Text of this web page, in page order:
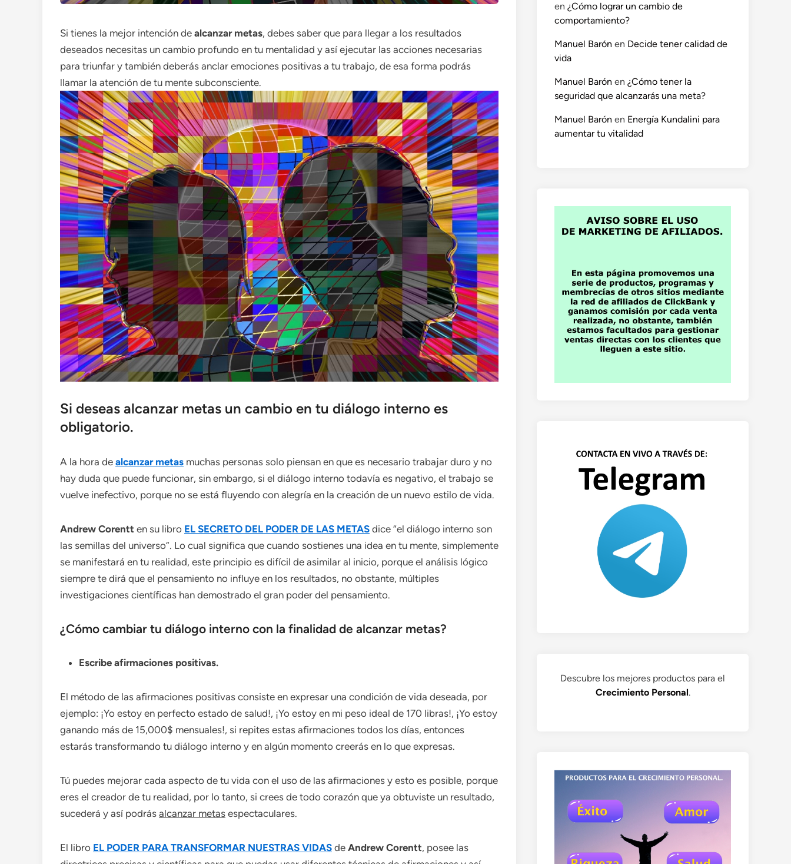
Si tienes la mejor intención de alcanzar metas, debes saber que para llegar a los resultados
deseados necesitas un cambio profundo en tu mentalidad y así ejecutar las acciones necesarias
para triunfar y también deberás anclar emociones positivas a tu trabajo, de esa forma podrás
llamar la atención de tu mente subconsciente.
Si deseas alcanzar metas un cambio en tu diálogo interno es
obligatorio.
A la hora de alcanzar metas muchas personas solo piensan en que es necesario trabajar duro y no
hay duda que puede funcionar, sin embargo, si el diálogo interno todavía es negativo, el trabajo se
vuelve inefectivo, porque no se está fluyendo con alegría en la creación de un nuevo estilo de vida.
Andrew Corentt en su libro EL SECRETO DEL PODER DE LAS METAS dice “el diálogo interno son
las semillas del universo”. Lo cual significa que cuando sostienes una idea en tu mente, simplemente
se manifestará en tu realidad, este principio es difícil de asimilar al inicio, porque el análisis lógico
siempre te dirá que el pensamiento no influye en los resultados, no obstante, múltiples
investigaciones científicas han demostrado el gran poder del pensamiento.
¿Cómo cambiar tu diálogo interno con la finalidad de alcanzar metas?
Escribe afirmaciones positivas.
El método de las afirmaciones positivas consiste en expresar una condición de vida deseada, por
ejemplo: ¡Yo estoy en perfecto estado de salud!, ¡Yo estoy en mi peso ideal de 170 libras!, ¡Yo estoy
ganando más de 15,000$ mensuales!, si repites estas afirmaciones todos los días, entonces
estarás transformando tu diálogo interno y en algún momento creerás en lo que expresas.
Tú puedes mejorar cada aspecto de tu vida con el uso de las afirmaciones y esto es posible, porque
eres el creador de tu realidad, por lo tanto, si crees de todo corazón que ya obtuviste un resultado,
sucederá y así podrás alcanzar metas espectaculares.
El libro EL PODER PARA TRANSFORMAR NUESTRAS VIDAS de Andrew Corentt, posee las
en ¿Cómo lograr un cambio de
comportamiento?
Manuel Barón en Decide tener calidad de
vida
Manuel Barón en ¿Cómo tener la
seguridad que alcanzarás una meta?
Manuel Barón en Energía Kundalini para
aumentar tu vitalidad
Descubre los mejores productos para el
Crecimiento Personal.